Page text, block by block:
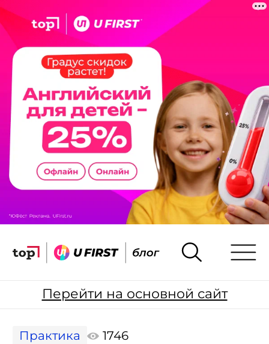
Перейти на основной сайт
Практика 1746